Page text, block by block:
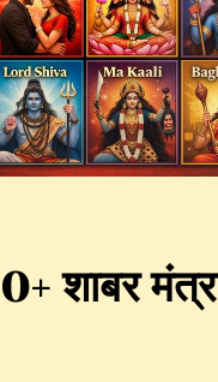
शाबर मंत्र